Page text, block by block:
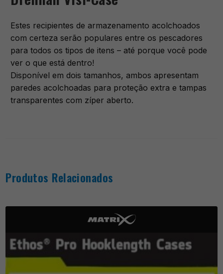
Estes recipientes de armazenamento acolchoados
com certeza serão populares entre os pescadores
para todos os tipos de itens – até porque você pode
ver o que está dentro!
Disponível em dois tamanhos, ambos apresentam
paredes acolchoadas para proteção extra e tampas
transparentes com zíper aberto.
Produtos Relacionados